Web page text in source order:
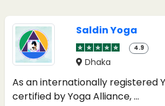
Saldin Yoga
4.9
Dhaka
As an internationally registered
certified by Yoga Alliance, ...